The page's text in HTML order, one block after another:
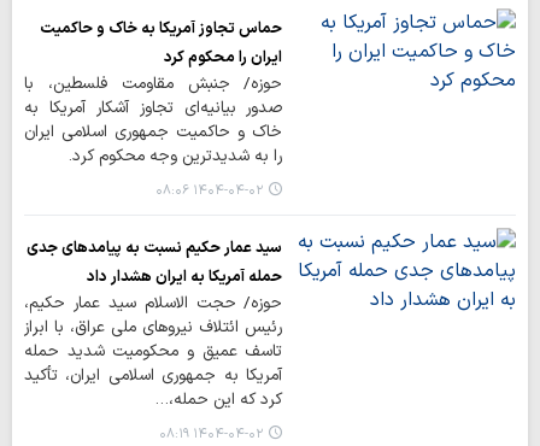
حماس تجاوز آمریکا به خاک و حاکمیت
ایران را محکوم کرد
حوزه/ جنبش مقاومت فلسطین، با
صدور بیانیه‌ای تجاوز آشکار آمریکا به
خاک و حاکمیت جمهوری اسلامی ایران
را به شدیدترین وجه محکوم کرد.
۱۴۰۴-۰۴-۰۲ ۰۸:۰۶
سید عمار حکیم نسبت به پیامدهای جدی
حمله آمریکا به ایران هشدار داد
حوزه/ حجت الاسلام سید عمار حکیم،
رئیس ائتلاف نیروهای ملی عراق، با ابراز
تاسف عمیق و محکومیت شدید حمله
آمریکا به جمهوری اسلامی ایران، تأکید
کرد که این حمله،…
۱۴۰۴-۰۴-۰۲ ۰۸:۱۹